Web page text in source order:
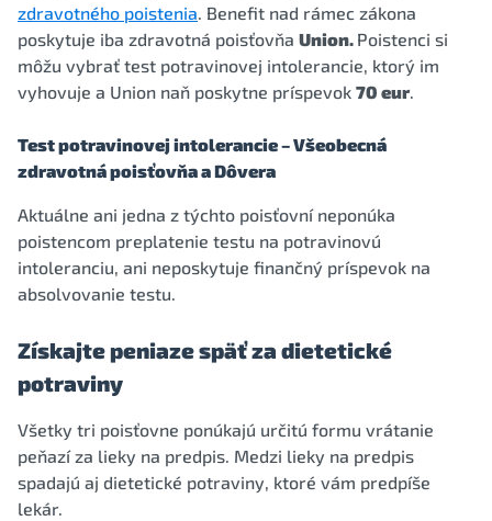
zdravotného poistenia . Benefit nad rámec zákona
poskytuje iba zdravotná poisťovňa Union. Poistenci si
môžu vybrať test potravinovej intolerancie, ktorý im
vyhovuje a Union naň poskytne príspevok 70 eur.
Test potravinovej intolerancie – Všeobecná
zdravotná poisťovňa a Dôvera
Aktuálne ani jedna z týchto poisťovní neponúka
poistencom preplatenie testu na potravinovú
intoleranciu, ani neposkytuje finančný príspevok na
absolvovanie testu.
Získajte peniaze späť za dietetické
potraviny
Všetky tri poisťovne ponúkajú určitú formu vrátanie
peňazí za lieky na predpis. Medzi lieky na predpis
spadajú aj dietetické potraviny, ktoré vám predpíše
lekár.